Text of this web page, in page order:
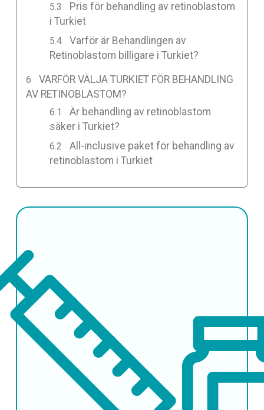
Pris för behandling av retinoblastom
i Turkiet
Varför är Behandlingen av
Retinoblastom billigare i Turkiet?
VARFÖR VÄLJA TURKIET FÖR BEHANDLING
AV RETINOBLASTOM?
Är behandling av retinoblastom
säker i Turkiet?
All-inclusive paket för behandling av
retinoblastom i Turkiet